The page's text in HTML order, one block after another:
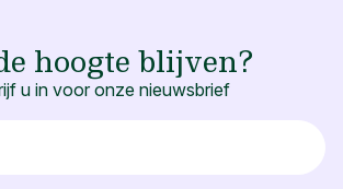
hoogte blijven?
u in voor onze nieuwsbrief